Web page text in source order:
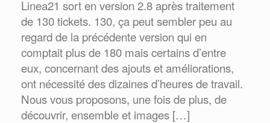
Linea21 sort en version 2.8 après traitement
de 130 tickets. 130, ça peut sembler peu au
regard de la précédente version qui en
comptait plus de 180 mais certains d’entre
eux, concernant des ajouts et améliorations,
ont nécessité des dizaines d’heures de travail.
Nous vous proposons, une fois de plus, de
découvrir, ensemble et images […]